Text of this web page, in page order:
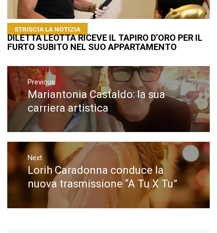
STRISCIA LA NOTIZIA
DILETTA LEOTTA RICEVE IL TAPIRO D’ORO PER IL
FURTO SUBITO NEL SUO APPARTAMENTO
Navigazione
articoli
Previous
Previous
post:
Mariantonia Castaldo: la sua
carriera artistica
Next
Next
post:
Lorih Caradonna conduce la
nuova trasmissione “A Tu X Tu”